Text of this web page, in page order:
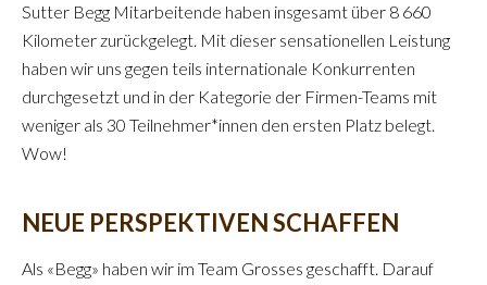
Sutter Begg Mitarbeitende haben insgesamt über 8 660
Kilometer zurückgelegt. Mit dieser sensationellen Leistung
haben wir uns gegen teils internationale Konkurrenten
durchgesetzt und in der Kategorie der Firmen-Teams mit
weniger als 30 Teilnehmer*innen den ersten Platz belegt.
Wow!
NEUE PERSPEKTIVEN SCHAFFEN
Als «Begg» haben wir im Team Grosses geschafft. Darauf